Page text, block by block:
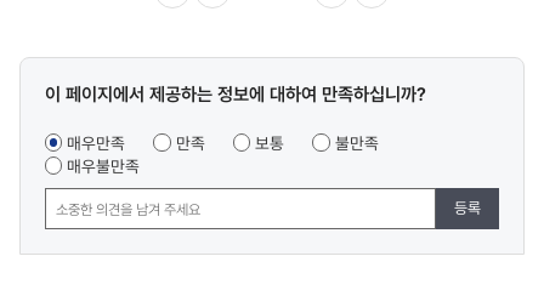
콘텐츠
조사
이 페이지에서 제공하는 정보에 대하여 만족하십니까?
매우만족 만족 보통
불만족
매우불만족
등록